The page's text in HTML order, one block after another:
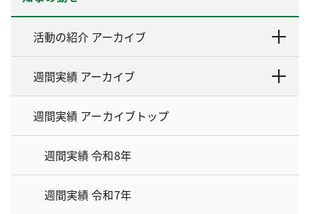
活動の紹介 アーカイブ
週間実績 アーカイブ
週間実績 アーカイブトップ
週間実績 令和8年
週間実績 令和7年